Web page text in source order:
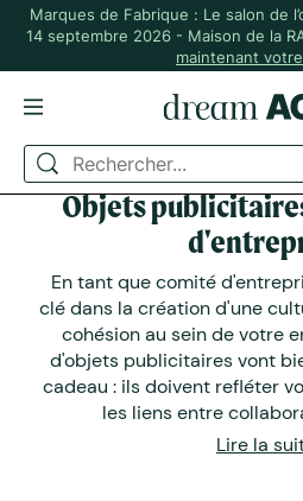
Marques de Fabrique : Le salon de
14 septembre 2026 - Maison de la
maintenant
Objets
En tant que comité
clé dans la création d'une
cohésion au sein de votre
d'objets publicitaires vont
cadeau : ils doivent refléter
les liens entre
Lire la